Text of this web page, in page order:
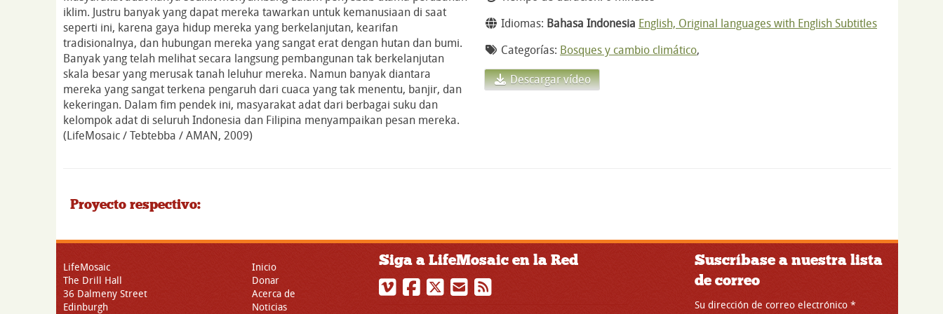
iklim. Justru banyak yang dapat mereka tawarkan untuk kemanusiaan di saat
seperti ini, karena gaya hidup mereka yang berkelanjutan, kearifan
tradisionalnya, dan hubungan mereka yang sangat erat dengan hutan dan bumi.
Banyak yang telah melihat secara langsung pembangunan tak berkelanjutan
skala besar yang merusak tanah leluhur mereka. Namun banyak diantara
mereka yang sangat terkena pengaruh dari cuaca yang tak menentu, banjir, dan
kekeringan. Dalam fim pendek ini, masyarakat adat dari berbagai suku dan
kelompok adat di seluruh Indonesia dan Filipina menyampaikan pesan mereka.
(LifeMosaic / Tebtebba / AMAN, 2009)
Idiomas: Bahasa Indonesia English, Original languages with English Subtitles
Categorías: Bosques y cambio climático,
Descargar vídeo
Proyecto respectivo:
LifeMosaic
The Drill Hall
36 Dalmeny Street
Edinburgh
Inicio
Donar
Acerca de
Noticias
Siga a LifeMosaic en la Red
Suscríbase a nuestra lista
de correo
Su dirección de correo electrónico *